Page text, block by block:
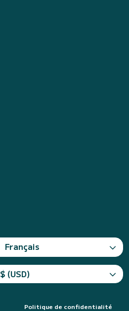
Français
$ (USD)
Politique de confidentialité